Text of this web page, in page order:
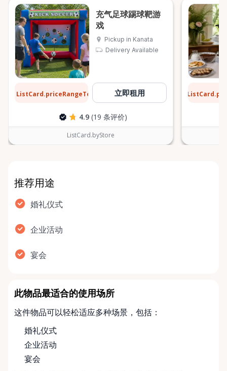
充气足球踢球靶游
戏
Pickup in Kanata
Delivery Available
ListCard.priceRangeTo 立即租用
4.9 (19 条评价)
ListCard.byStore
推荐用途
婚礼仪式
企业活动
宴会
此物品最适合的使用场所
这件物品可以轻松适应多种场景，包括：
婚礼仪式
企业活动
宴会